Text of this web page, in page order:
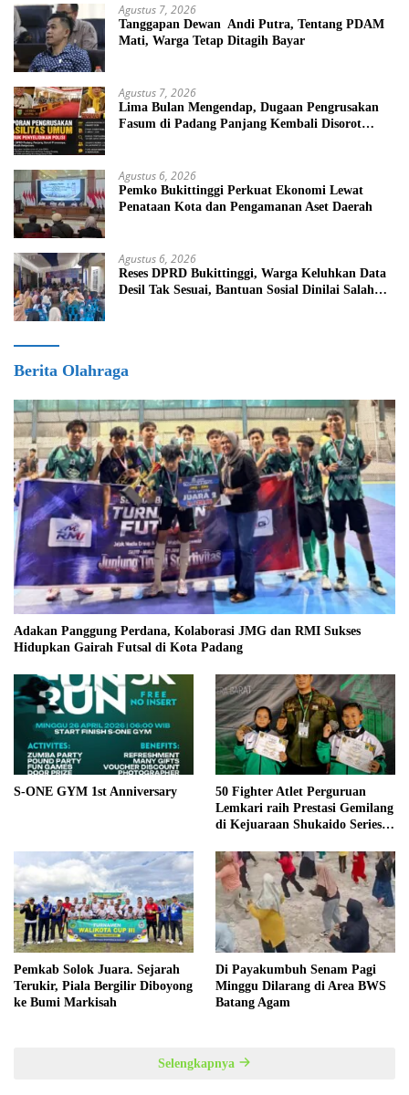
Agustus 7, 2026
Tanggapan Dewan Andi Putra, Tentang PDAM
Mati, Warga Tetap Ditagih Bayar
Agustus 7, 2026
Lima Bulan Mengendap, Dugaan Pengrusakan
Fasum di Padang Panjang Kembali Disorot
Agustus 6, 2026
Pemko Bukittinggi Perkuat Ekonomi Lewat
Penataan Kota dan Pengamanan Aset Daerah
Agustus 6, 2026
Reses DPRD Bukittinggi, Warga Keluhkan Data
Desil Tak Sesuai, Bantuan Sosial Dinilai Salah
Berita Olahraga
Adakan Panggung Perdana, Kolaborasi JMG dan RMI Sukses
Hidupkan Gairah Futsal di Kota Padang
S-ONE GYM 1st Anniversary
50 Fighter Atlet Perguruan
Lemkari raih Prestasi Gemilang
di Kejuaraan Shukaido Series 1
Pemkab Solok Juara. Sejarah
Terukir, Piala Bergilir Diboyong
ke Bumi Markisah
Di Payakumbuh Senam Pagi
Minggu Dilarang di Area BWS
Batang Agam
Selengkapnya